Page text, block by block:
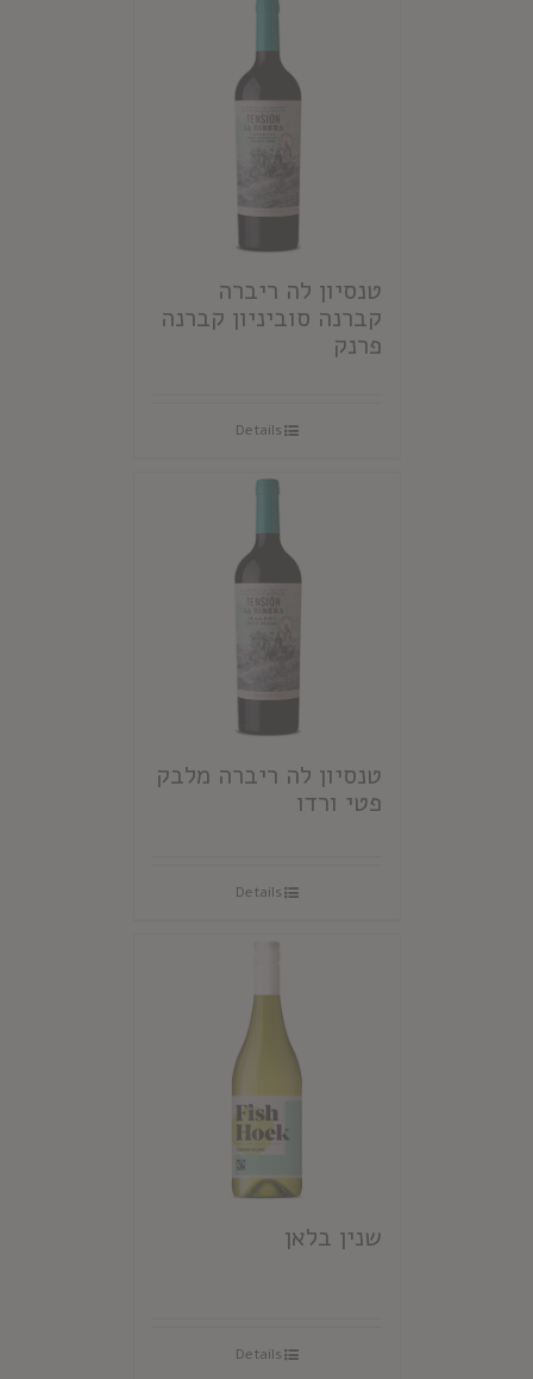
טנסיון לה ריברה
קברנה סוביניון קברנה
פרנק
Details
טנסיון לה ריברה מלבק
פטי ורדו
Details
שנין בלאן
Details